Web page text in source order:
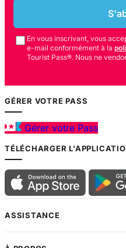
En vous inscrivant, vous
e-mail conformément à la
Tourist Pass®. Nous ne
GÉRER VOTRE PASS
Gérer votre Pass
TÉLÉCHARGER
ASSISTANCE